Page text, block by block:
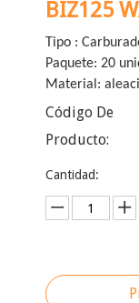
BIZ125
Tipo :
Paquete: 20
Material:
Código De
Producto:
Cantidad: